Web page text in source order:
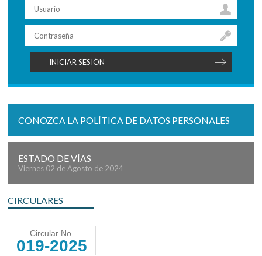
CONOZCA LA POLÍTICA DE DATOS PERSONALES
ESTADO DE VÍAS
Viernes 02 de Agosto de 2024
CIRCULARES
Circular No.
019-2025